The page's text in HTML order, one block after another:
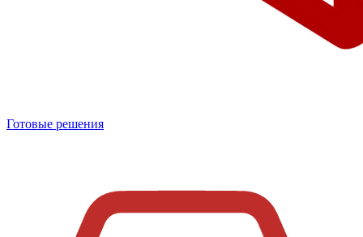
Готовые решения